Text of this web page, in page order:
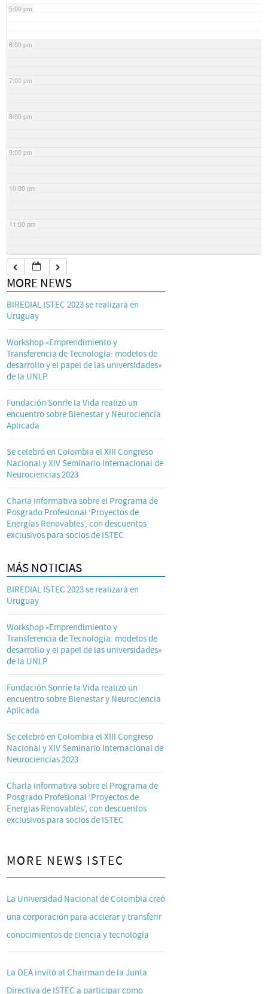
5:00 pm
6:00 pm
7:00 pm
8:00 pm
9:00 pm
10:00 pm
11:00 pm
MORE NEWS
BIREDIAL ISTEC 2023 se realizará en
Uruguay
Workshop «Emprendimiento y
Transferencia de Tecnología: modelos de
desarrollo y el papel de las universidades»
de la UNLP
Fundación Sonríe la Vida realizó un
encuentro sobre Bienestar y Neurociencia
Aplicada
Se celebró en Colombia el XIII Congreso
Nacional y XIV Seminario Internacional de
Neurociencias 2023
Charla informativa sobre el Programa de
Posgrado Profesional ‘Proyectos de
Energías Renovables’, con descuentos
exclusivos para socios de ISTEC
MÁS NOTICIAS
BIREDIAL ISTEC 2023 se realizará en
Uruguay
Workshop «Emprendimiento y
Transferencia de Tecnología: modelos de
desarrollo y el papel de las universidades»
de la UNLP
Fundación Sonríe la Vida realizó un
encuentro sobre Bienestar y Neurociencia
Aplicada
Se celebró en Colombia el XIII Congreso
Nacional y XIV Seminario Internacional de
Neurociencias 2023
Charla informativa sobre el Programa de
Posgrado Profesional ‘Proyectos de
Energías Renovables’, con descuentos
exclusivos para socios de ISTEC
MORE NEWS ISTEC
La Universidad Nacional de Colombia creó
una corporación para acelerar y transferir
conocimientos de ciencia y tecnología
La OEA invitó al Chairman de la Junta
Directiva de ISTEC a participar como